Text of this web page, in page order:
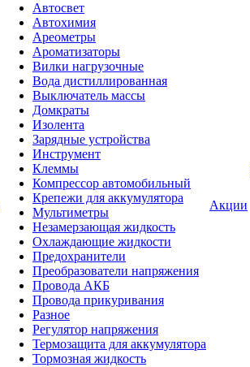
Автосвет
Автохимия
Ареометры
Ароматизаторы
Вилки нагрузочные
Вода дистиллированная
Выключатель массы
Домкраты
Изолента
Зарядные устройства
Инструмент
Клеммы
Компрессор автомобильный
Крепежи для аккумулятора
Мультиметры
Незамерзающая жидкость
Охлаждающие жидкости
Предохранители
Преобразователи напряжения
Провода АКБ
Провода прикуривания
Разное
Регулятор напряжения
Термозащита для аккумулятора
Тормозная жидкость
Акции